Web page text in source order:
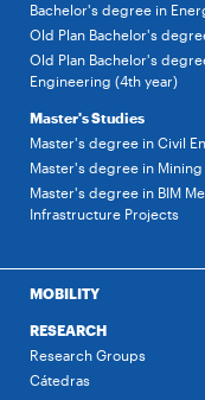
Bachelor's degree in
Old Plan Bachelor's
Old Plan Bachelor's
Engineering (4th year)
Master's Studies
Master's degree in Civil
Master's degree in
Master's degree in BIM
Infrastructure Projects
MOBILITY
RESEARCH
Research Groups
Cátedras